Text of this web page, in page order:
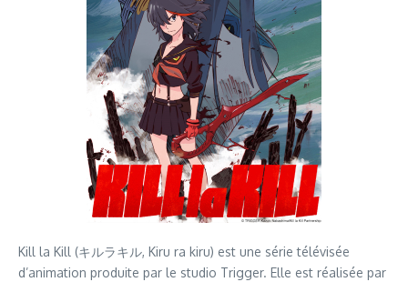
Kill la Kill (キルラキル, Kiru ra kiru) est une série télévisée
d’animation produite par le studio Trigger. Elle est réalisée par